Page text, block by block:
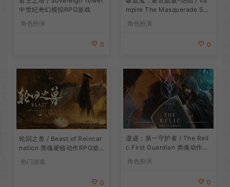
中世纪奇幻模拟RPG游戏
角色扮演
0
mpire The Masquerade Sw
角色扮演
0
轮回之兽 / Beast of Reincar
nation 类魂硬核动作RPG游
热门游戏
0
遗迹：第一守护者 / The Reli
c First Guardian 类魂动作R
PG游戏
角色扮演
0